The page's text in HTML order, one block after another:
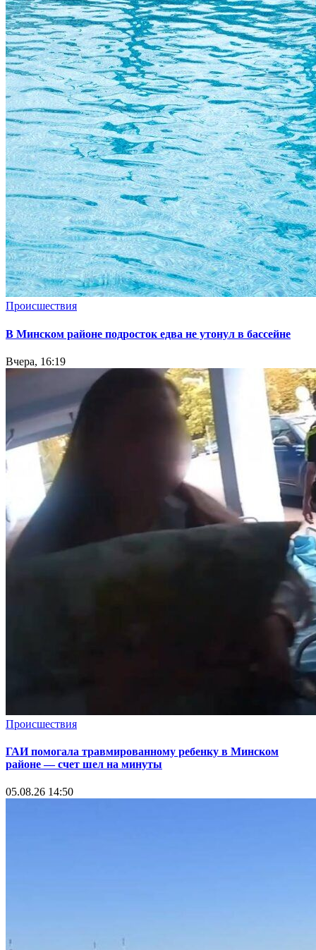
Происшествия
В Минском районе подросток едва не утонул в бассейне
Вчера, 16:19
Происшествия
ГАИ помогала травмированному ребенку в Минском
районе — счет шел на минуты
05.08.26 14:50